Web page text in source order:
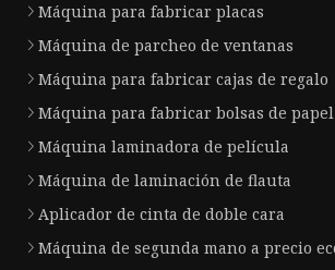
Máquina para fabricar placas
Máquina de parcheo de ventanas
Máquina para fabricar cajas de regalo
Máquina para fabricar bolsas de papel
Máquina laminadora de película
Máquina de laminación de flauta
Aplicador de cinta de doble cara
Máquina de segunda mano a precio